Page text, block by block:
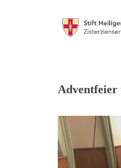
Adventfeier